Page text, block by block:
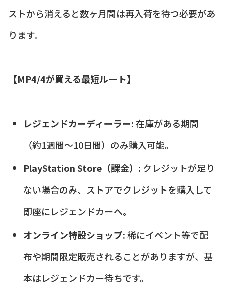
ストから消えると数ヶ月間は再入荷を待つ必要があ
ります。
【MP4/4が買える最短ルート】
レジェンドカーディーラー:在庫がある期間
（約1週間〜10日間）のみ購入可能。
PlayStation Store（課金）: クレジットが足り
ない場合のみ、ストアでクレジットを購入して
即座にレジェンドカーへ。
オンライン特設ショップ:稀にイベント等で配
布や期間限定販売されることがありますが、基
本はレジェンドカー待ちです。